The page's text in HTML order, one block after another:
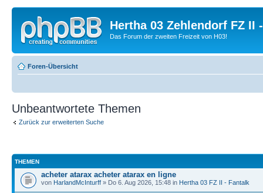
Hertha 03 Zehlendorf FZ II
Das Forum der zweiten Freizeit von H03!
Foren-Übersicht
Unbeantwortete Themen
Zurück zur erweiterten Suche
THEMEN
acheter atarax acheter atarax en ligne
von HarlandMcInturff » Do 6. Aug 2026, 15:48 in Hertha 03 FZ II - Fantalk